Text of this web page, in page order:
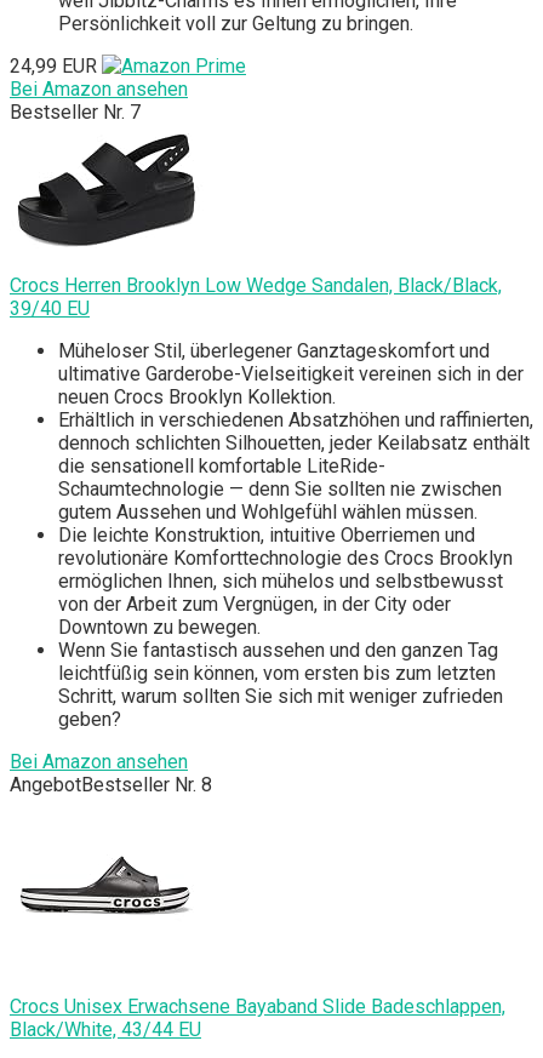
Persönlichkeit voll zur Geltung zu bringen.
24,99 EUR
Bei Amazon ansehen
Bestseller Nr. 7
Crocs Herren Brooklyn Low Wedge Sandalen, Black/Black,
39/40 EU
Müheloser Stil, überlegener Ganztageskomfort und
ultimative Garderobe-Vielseitigkeit vereinen sich in der
neuen Crocs Brooklyn Kollektion.
Erhältlich in verschiedenen Absatzhöhen und raffinierten,
dennoch schlichten Silhouetten, jeder Keilabsatz enthält
die sensationell komfortable LiteRide-
Schaumtechnologie — denn Sie sollten nie zwischen
gutem Aussehen und Wohlgefühl wählen müssen.
Die leichte Konstruktion, intuitive Oberriemen und
revolutionäre Komforttechnologie des Crocs Brooklyn
ermöglichen Ihnen, sich mühelos und selbstbewusst
von der Arbeit zum Vergnügen, in der City oder
Downtown zu bewegen.
Wenn Sie fantastisch aussehen und den ganzen Tag
leichtfüßig sein können, vom ersten bis zum letzten
Schritt, warum sollten Sie sich mit weniger zufrieden
geben?
Bei Amazon ansehen
AngebotBestseller Nr. 8
Crocs Unisex Erwachsene Bayaband Slide Badeschlappen,
Black/White, 43/44 EU